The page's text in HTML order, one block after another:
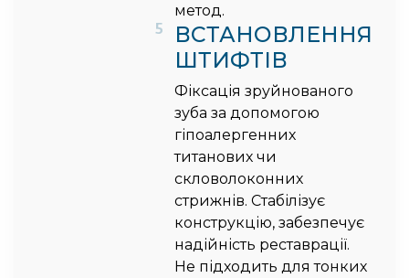
метод.
5
ВСТАНОВЛЕННЯ
ШТИФТІВ
Фіксація зруйнованого
зуба за допомогою
гіпоалергенних
титанових чи
скловолоконних
стрижнів. Стабілізує
конструкцію, забезпечує
надійність реставрації.
Не підходить для тонких